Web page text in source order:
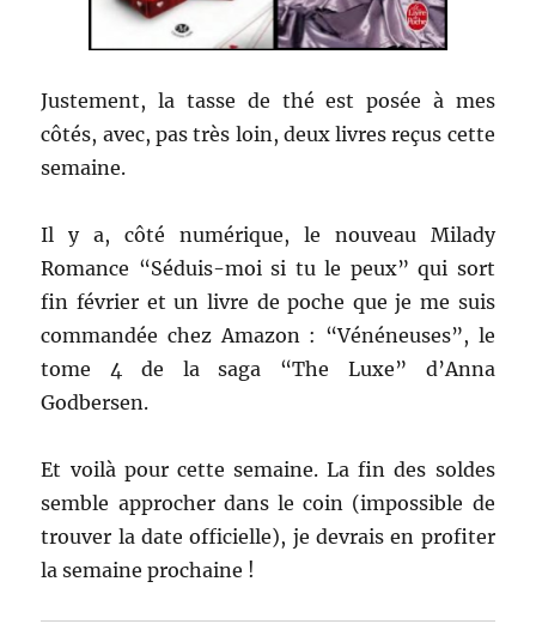
Justement, la tasse de thé est posée à mes
côtés, avec, pas très loin, deux livres reçus cette
semaine.
Il y a, côté numérique, le nouveau Milady
Romance “Séduis-moi si tu le peux” qui sort
fin février et un livre de poche que je me suis
commandée chez Amazon : “Vénéneuses”, le
tome 4 de la saga “The Luxe” d’Anna
Godbersen.
Et voilà pour cette semaine. La fin des soldes
semble approcher dans le coin (impossible de
trouver la date officielle), je devrais en profiter
la semaine prochaine !